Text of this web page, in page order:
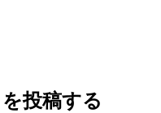
投稿する